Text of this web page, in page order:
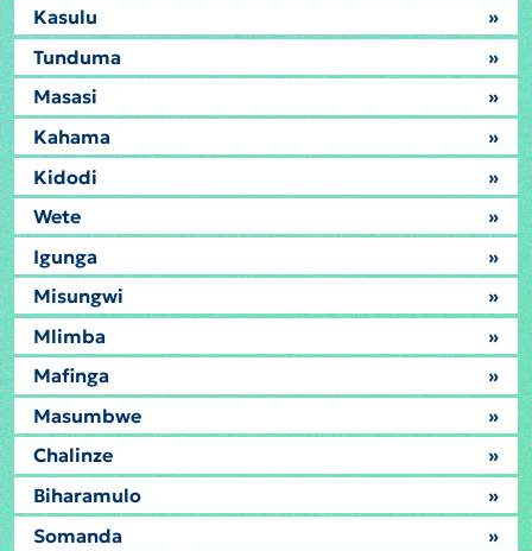
Kasulu
»
Tunduma
»
Masasi
»
Kahama
»
Kidodi
»
Wete
»
Igunga
»
Misungwi
»
Mlimba
»
Mafinga
»
Masumbwe
»
Chalinze
»
Biharamulo
»
Somanda
»